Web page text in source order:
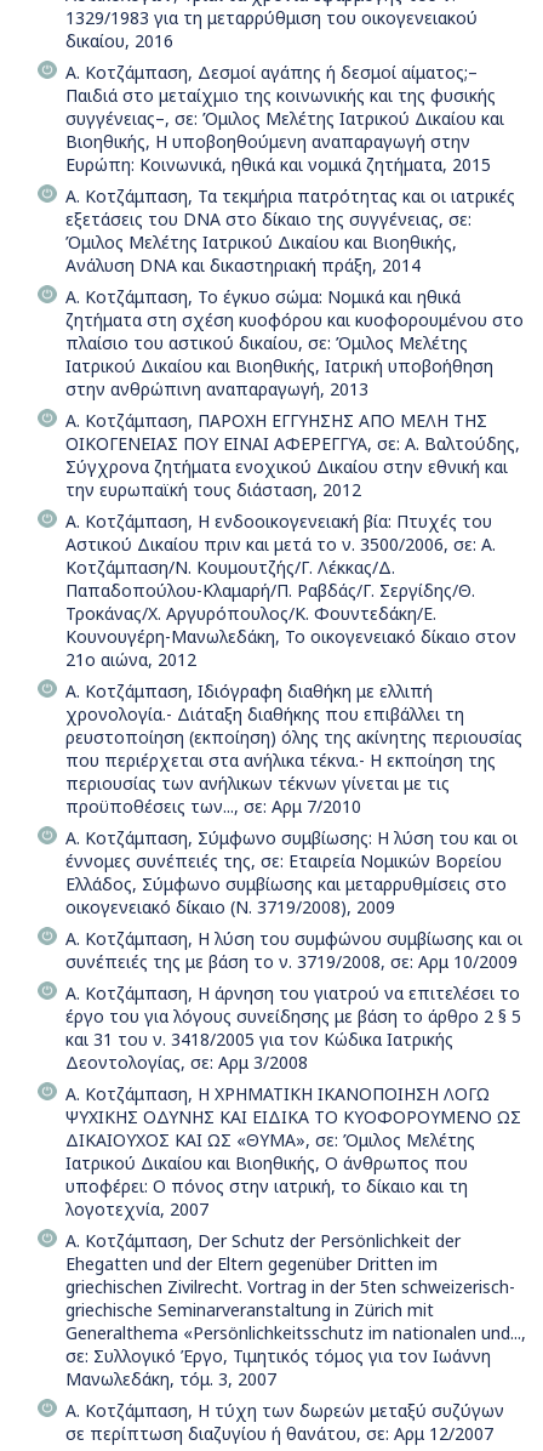
1329/1983 για τη μεταρρύθμιση του οικογενειακού
δικαίου, 2016
Α. Κοτζάμπαση, Δεσμοί αγάπης ή δεσμοί αίματος;–
Παιδιά στο μεταίχμιο της κοινωνικής και της φυσικής
συγγένειας–, σε: Όμιλος Μελέτης Ιατρικού Δικαίου και
Βιοηθικής, Η υποβοηθούμενη αναπαραγωγή στην
Ευρώπη: Κοινωνικά, ηθικά και νομικά ζητήματα, 2015
Α. Κοτζάμπαση, Τα τεκμήρια πατρότητας και οι ιατρικές
εξετάσεις του DNA στο δίκαιο της συγγένειας, σε:
Όμιλος Μελέτης Ιατρικού Δικαίου και Βιοηθικής,
Ανάλυση DNA και δικαστηριακή πράξη, 2014
Α. Κοτζάμπαση, Το έγκυο σώμα: Νομικά και ηθικά
ζητήματα στη σχέση κυοφόρου και κυοφορουμένου στο
πλαίσιο του αστικού δικαίου, σε: Όμιλος Μελέτης
Ιατρικού Δικαίου και Βιοηθικής, Ιατρική υποβοήθηση
στην ανθρώπινη αναπαραγωγή, 2013
Α. Κοτζάμπαση, ΠΑΡΟΧΗ ΕΓΓΥΗΣΗΣ ΑΠΟ ΜΕΛΗ ΤΗΣ
ΟΙΚΟΓΕΝΕΙΑΣ ΠΟΥ ΕΙΝΑΙ ΑΦΕΡΕΓΓΥΑ, σε: Α. Βαλτούδης,
Σύγχρονα ζητήματα ενοχικού Δικαίου στην εθνική και
την ευρωπαϊκή τους διάσταση, 2012
Α. Κοτζάμπαση, Η ενδοοικογενειακή βία: Πτυχές του
Αστικού Δικαίου πριν και μετά το ν. 3500/2006, σε: Α.
Κοτζάμπαση/Ν. Κουμουτζής/Γ. Λέκκας/Δ.
Παπαδοπούλου-Κλαμαρή/Π. Ραβδάς/Γ. Σεργίδης/Θ.
Τροκάνας/Χ. Αργυρόπουλος/Κ. Φουντεδάκη/Ε.
Κουνουγέρη-Μανωλεδάκη, Το οικογενειακό δίκαιο στον
21ο αιώνα, 2012
Α. Κοτζάμπαση, Iδιόγραφη διαθήκη με ελλιπή
χρονολογία.- Διάταξη διαθήκης που επιβάλλει τη
ρευστοποίηση (εκποίηση) όλης της ακίνητης περιουσίας
που περιέρχεται στα ανήλικα τέκνα.- H εκποίηση της
περιουσίας των ανήλικων τέκνων γίνεται με τις
προϋποθέσεις των..., σε: Αρμ 7/2010
Α. Κοτζάμπαση, Σύμφωνο συμβίωσης: Η λύση του και οι
έννομες συνέπειές της, σε: Εταιρεία Νομικών Βορείου
Ελλάδος, Σύμφωνο συμβίωσης και μεταρρυθμίσεις στο
οικογενειακό δίκαιο (Ν. 3719/2008), 2009
Α. Κοτζάμπαση, H λύση του συμφώνου συμβίωσης και οι
συνέπειές της με βάση το ν. 3719/2008, σε: Αρμ 10/2009
Α. Κοτζάμπαση, Η άρνηση του γιατρού να επιτελέσει το
έργο του για λόγους συνείδησης με βάση το άρθρο 2 § 5
και 31 του ν. 3418/2005 για τον Κώδικα Ιατρικής
Δεοντολογίας, σε: Αρμ 3/2008
Α. Κοτζάμπαση, Η ΧΡΗΜΑΤΙΚΗ ΙΚΑΝΟΠΟΙΗΣΗ ΛΟΓΩ
ΨΥΧΙΚΗΣ ΟΔΥΝΗΣ ΚΑΙ ΕΙΔΙΚΑ ΤΟ ΚΥΟΦΟΡΟΥΜΕΝΟ ΩΣ
ΔΙΚΑΙΟΥΧΟΣ ΚΑΙ ΩΣ «ΘΥΜΑ», σε: Όμιλος Μελέτης
Ιατρικού Δικαίου και Βιοηθικής, Ο άνθρωπος που
υποφέρει: Ο πόνος στην ιατρική, το δίκαιο και τη
λογοτεχνία, 2007
Α. Κοτζάμπαση, Der Schutz der Persönlichkeit der
Ehegatten und der Eltern gegenüber Dritten im
griechischen Zivilrecht. Vortrag in der 5ten schweizerisch-
griechische Seminarveranstaltung in Zürich mit
Generalthema «Persönlichkeitsschutz im nationalen und...,
σε: Συλλογικό Έργο, Τιμητικός τόμος για τον Ιωάννη
Μανωλεδάκη, τόμ. 3, 2007
Α. Κοτζάμπαση, Η τύχη των δωρεών μεταξύ συζύγων
σε περίπτωση διαζυγίου ή θανάτου, σε: Αρμ 12/2007